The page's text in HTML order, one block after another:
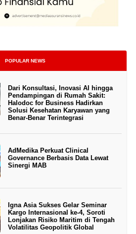
POPULAR NEWS
Dari Konsultasi, Inovasi AI hingga
Pendampingan di Rumah Sakit:
Halodoc for Business Hadirkan
Solusi Kesehatan Karyawan yang
Benar-Benar Terintegrasi
AdMedika Perkuat Clinical
Governance Berbasis Data Lewat
Sinergi MAB
Igna Asia Sukses Gelar Seminar
Kargo Internasional ke-4, Soroti
Lonjakan Risiko Maritim di Tengah
Volatilitas Geopolitik Global